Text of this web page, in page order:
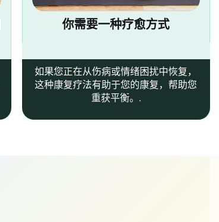
你需要一种疗愈方式
如果您正在从伤病或情绪困扰中恢复，
这种康复疗法有助于您的康复，帮助您
重获平衡。.